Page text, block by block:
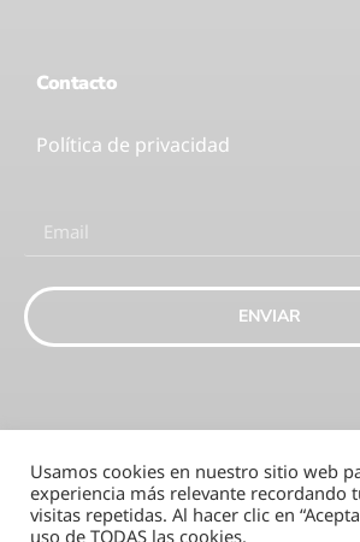
Contacto
Política de privacidad
ENVIAR
Usamos cookies en nuestro sitio web
experiencia más relevante recordando
visitas repetidas. Al hacer clic en
uso de TODAS las cookies.